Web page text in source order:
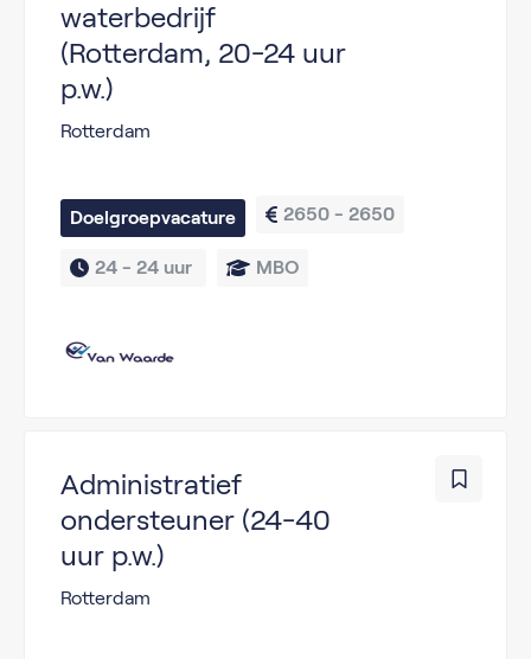
waterbedrijf
(Rotterdam, 20-24 uur
p.w.)
Rotterdam
Doelgroepvacature 2650 - 2650
24 - 24 uur MBO
Administratief
ondersteuner (24-40
uur p.w.)
Rotterdam